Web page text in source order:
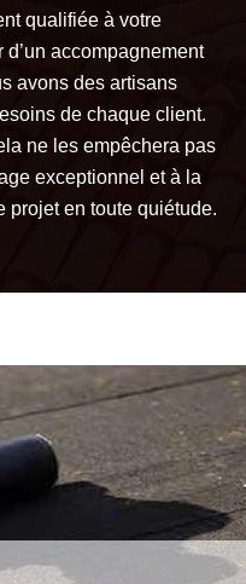
qualifiée à votre
accompagnement
avons des artisans
de chaque client.
ne les empêchera pas
exceptionnel et à la
projet en toute quiétude.